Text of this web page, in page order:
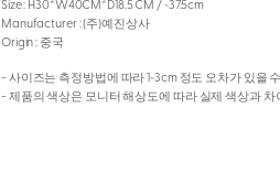
Size : H30*W40CM*D18.5 CM / ~37.5cm
Manufacturer : (주)예진상사
Origin : 중국
- 사이즈는 측정방법에 따라 1~3cm 정도 오차가 있을
- 제품의 색상은 모니터 해상도에 따라 실제 색상과 차